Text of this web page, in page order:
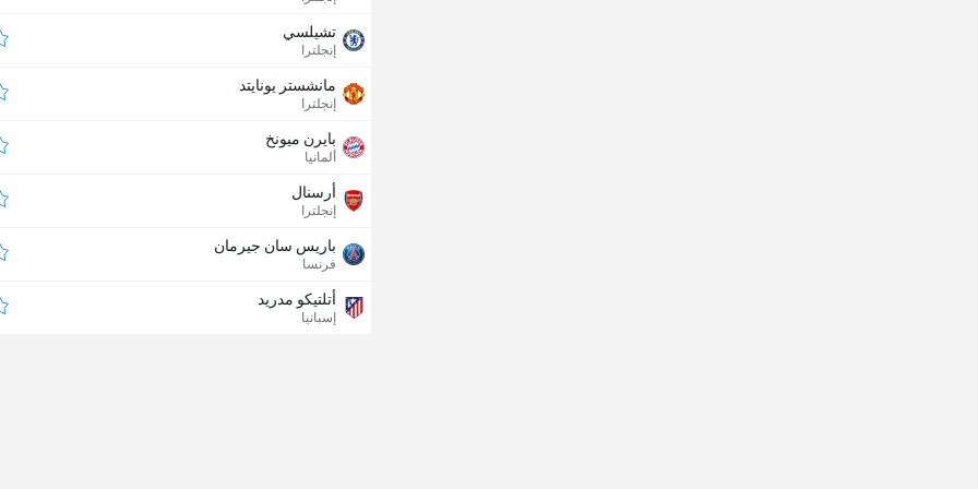
تشيلسي
إنجلترا
مانشستر يونايتد
إنجلترا
بايرن ميونخ
ألمانيا
أرسنال
إنجلترا
باريس سان جيرمان
فرنسا
أتلتيكو مدريد
إسبانيا